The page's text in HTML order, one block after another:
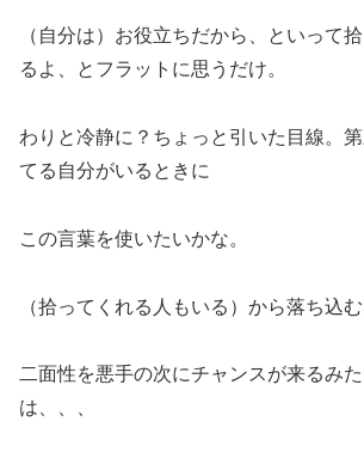
（自分は）お役立ちだから、といって
るよ、とフラットに思うだけ。
わりと冷静に？ちょっと引いた目線。
てる自分がいるときに
この言葉を使いたいかな。
（拾ってくれる人もいる）から落ち込
二面性を悪手の次にチャンスが来るみ
は、、、